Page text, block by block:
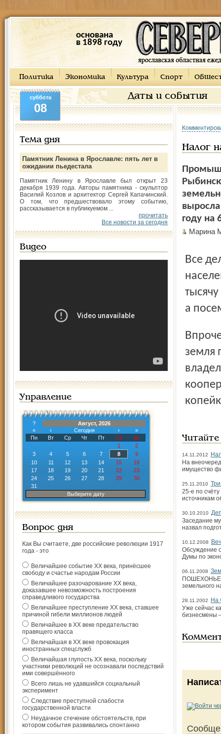
основана
в 1898 году
Политика Экономика Культура Спорт
Даты и события
суббота
08
Тема дня
Памятник Ленина в Ярославле: пять лет в
ожидании пьедестала
Памятник Ленину в Ярославле был открыт 23
декабря 1939 года. Авторы памятника - скульптор
Василий Козлов и архитектор Сергей Капачинский.
О том, что предшествовало этому событию,
рассказывается в публикуемом ...
прочитать
Все новости за сегодня
Видео
Управление
?
Август, 2026
«
‹ Сегодня ›
»
Пн
Вт Ср Чт Пт Сб
Вс
1
2
3
4 5 6 7 8
9
10
11 12 13 14 15
16
17
18 19 20 21 22
23
24
25 26 27 28 29
30
31
Выберите дату
Вопрос дня
Как Вы считаете, две российские революции 1917
года - это
Величайшее событие ХХ века, принёсшее
свободу и счастье народам России
Величайшее разочарование ХХ века,
доказавшее невозможность построения
справедливого государства
Величайшее преступление ХХ века, ставшее
причиной гибели миллионов людей
Величайшее в ХХ веке предательство
правящего класса
Величайшая в ХХ веке провокация
иностранных спецслужб
Величайшая глупость ХХ века, поскольку
участники революций не осознавали последствий
ими совершённого
Всего лишь не удавшийся социальный
эксперимент
Следствие преступной слабости
государственной власти
Неудачное стечение обстоятельств, при
котором события развивались спонтанно
Налог
году на
Марина
Все дело в том, что, по данным последней переписи
а
Впрочем, это коснется только юридических лиц, которым
земля
14.11.2012
На
имущество
25.11.2010
25-е по
источникам
30.10.2010
Заседание
назвал
10.12.2008
Обсуждение
Думы по
06.11.2008
ПОШЕХОНЬЕ.
земельного
28.11.2002
На
Уже сейчас
бизнесмены